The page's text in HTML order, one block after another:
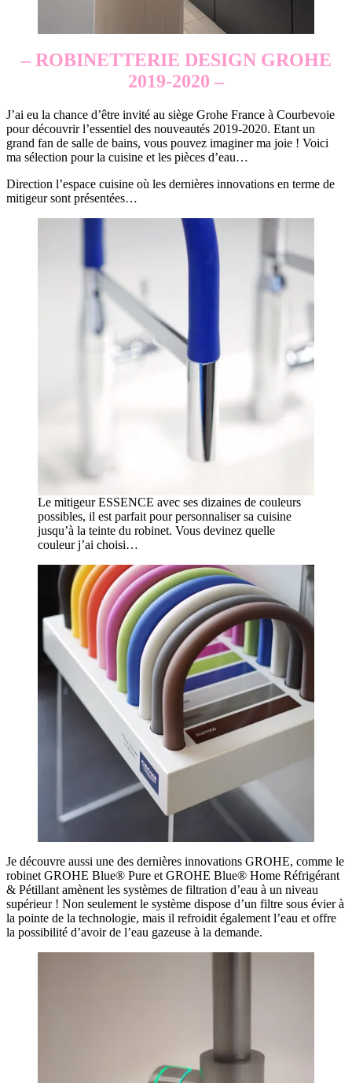
– ROBINETTERIE DESIGN GROHE
2019-2020 –
J’ai eu la chance d’être invité au siège Grohe France à Courbevoie
pour découvrir l’essentiel des nouveautés 2019-2020. Etant un
grand fan de salle de bains, vous pouvez imaginer ma joie ! Voici
ma sélection pour la cuisine et les pièces d’eau…
Direction l’espace cuisine où les dernières innovations en terme de
mitigeur sont présentées…
Le mitigeur ESSENCE avec ses dizaines de couleurs
possibles, il est parfait pour personnaliser sa cuisine
jusqu’à la teinte du robinet. Vous devinez quelle
couleur j’ai choisi…
Je découvre aussi une des dernières innovations GROHE, comme le
robinet GROHE Blue® Pure et GROHE Blue® Home Réfrigérant
& Pétillant amènent les systèmes de filtration d’eau à un niveau
supérieur ! Non seulement le système dispose d’un filtre sous évier à
la pointe de la technologie, mais il refroidit également l’eau et offre
la possibilité d’avoir de l’eau gazeuse à la demande.